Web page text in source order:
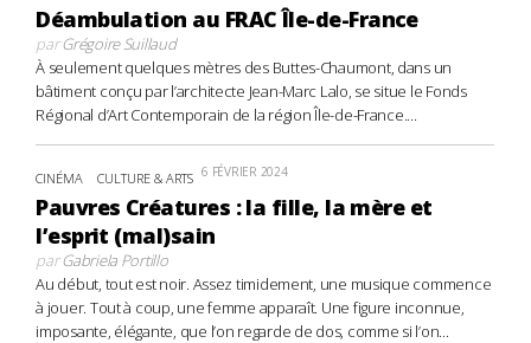
Déambulation au FRAC Île-de-France
parGrégoire Suillaud
À seulement quelques mètres des Buttes-Chaumont, dans un
bâtiment conçu par l’architecte Jean-Marc Lalo, se situe le Fonds
Régional d’Art Contemporain de la région Île-de-France....
CINÉMA CULTURE & ARTS 6 FÉVRIER 2024
Pauvres Créatures : la fille, la mère et
l’esprit (mal)sain
parGabriela Portillo
Au début, tout est noir. Assez timidement, une musique commence
à jouer. Tout à coup, une femme apparaît. Une figure inconnue,
imposante, élégante, que l’on regarde de dos, comme si l’on...